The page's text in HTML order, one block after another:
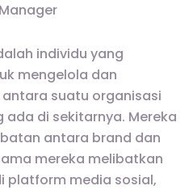
individu yang
mengelola dan
suatu organisasi
di sekitarnya. Mereka
antara brand dan
mereka melibatkan
platform media sosial,